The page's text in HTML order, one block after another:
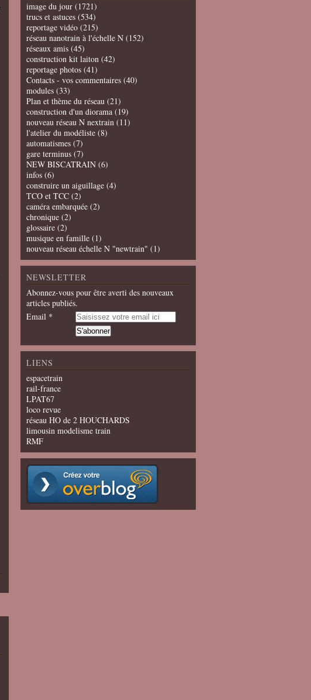
image du jour (1721)
trucs et astuces (534)
reportage vidéo (215)
réseau nanotrain à l'échelle N (152)
réseaux amis (45)
construction kit laiton (42)
reportage photos (41)
Contacts - vos commentaires (40)
modules (33)
Plan et thème du réseau (21)
construction d'un diorama (19)
nouveau réseau N nextrain (11)
l'atelier du modéliste (8)
automatismes (7)
gare terminus (7)
NEW BISCATRAIN (6)
infos (6)
construire un aiguillage (4)
TCO et TCC (2)
caméra embarquée (2)
chronique (2)
glossaire (2)
musique en famille (1)
nouveau réseau échelle N "newtrain" (1)
NEWSLETTER
Abonnez-vous pour être averti des nouveaux
articles publiés.
Email
LIENS
espacetrain
rail-france
LPAT67
loco revue
réseau HO de 2 HOUCHARDS
limousin modelisme train
RMF